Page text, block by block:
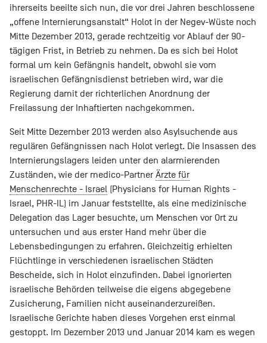
ihrerseits beeilte sich nun, die vor drei Jahren beschlossene
„offene Internierungsanstalt“ Holot in der Negev-Wüste noch
Mitte Dezember 2013, gerade rechtzeitig vor Ablauf der 90-
tägigen Frist, in Betrieb zu nehmen. Da es sich bei Holot
formal um kein Gefängnis handelt, obwohl sie vom
israelischen Gefängnisdienst betrieben wird, war die
Regierung damit der richterlichen Anordnung der
Freilassung der Inhaftierten nachgekommen.
Seit Mitte Dezember 2013 werden also Asylsuchende aus
regulären Gefängnissen nach Holot verlegt. Die Insassen des
Internierungslagers leiden unter den alarmierenden
Zuständen, wie der medico-Partner Ärzte für
Menschenrechte - Israel (Physicians for Human Rights -
Israel, PHR-IL) im Januar feststellte, als eine medizinische
Delegation das Lager besuchte, um Menschen vor Ort zu
untersuchen und aus erster Hand mehr über die
Lebensbedingungen zu erfahren. Gleichzeitig erhielten
Flüchtlinge in verschiedenen israelischen Städten
Bescheide, sich in Holot einzufinden. Dabei ignorierten
israelische Behörden teilweise die eigens abgegebene
Zusicherung, Familien nicht auseinanderzureißen.
Israelische Gerichte haben dieses Vorgehen erst einmal
gestoppt. Im Dezember 2013 und Januar 2014 kam es wegen